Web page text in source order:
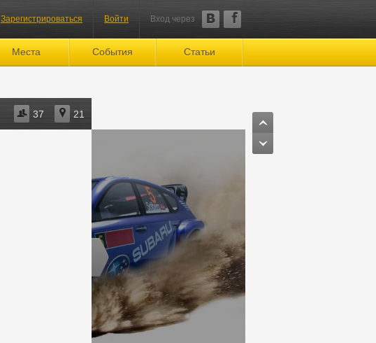
Зарегистрироваться Войти Вход через
Места События Статьи
37 21